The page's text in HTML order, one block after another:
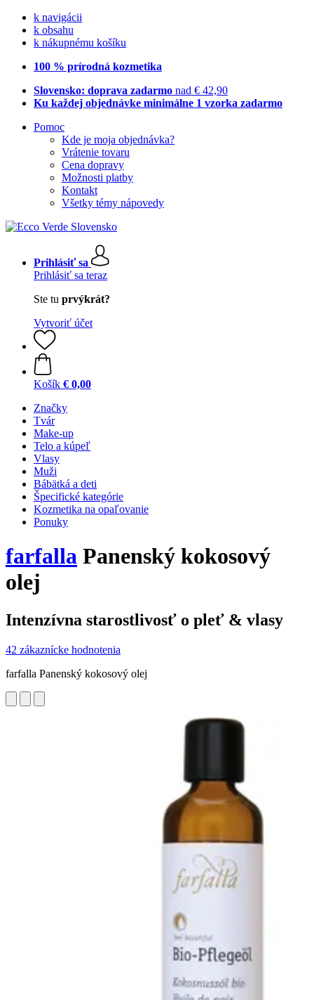
k navigácii
k obsahu
k nákupnému košíku
100 % prírodná kozmetika
Slovensko: doprava zadarmo nad € 42,90
Ku každej objednávke minimálne 1 vzorka zadarmo
Pomoc
Kde je moja objednávka?
Vrátenie tovaru
Cena dopravy
Možnosti platby
Kontakt
Všetky témy nápovedy
Prihlásiť sa
Prihlásiť sa teraz
Ste tu prvýkrát?
Vytvoriť účet
Košík € 0,00
Značky
Tvár
Make-up
Telo a kúpeľ
Vlasy
Muži
Bábätká a deti
Špecifické kategórie
Kozmetika na opaľovanie
Ponuky
farfalla Panenský kokosový
olej
Intenzívna starostlivosť o pleť & vlasy
42 zákaznícke hodnotenia
farfalla Panenský kokosový olej